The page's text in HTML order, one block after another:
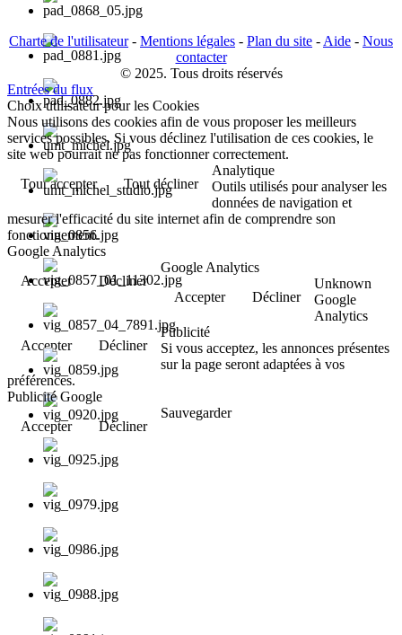
Charte de l'utilisateur- Mentions légales - Plan du site - Aide - Nous
contacter
© 2025. Tous droits réservés
Entrées du flux
Choix utilisateur pour les Cookies
Nous utilisons des cookies afin de vous proposer les meilleurs
services possibles. Si vous déclinez l'utilisation de ces cookies, le
site web pourrait ne pas fonctionner correctement.
Tout accepter
Tout décliner
Analytique
Outils utilisés pour analyser les
données de navigation et
mesurer l'efficacité du site internet afin de comprendre son
fonctionnement.
Google Analytics
Accepter
Décliner
Google Analytics
Accepter
Décliner
Unknown
Google
Analytics
Accepter
Décliner
Publicité
Si vous acceptez, les annonces présentes
sur la page seront adaptées à vos
préférences.
Publicité Google
Accepter
Décliner
Sauvegarder